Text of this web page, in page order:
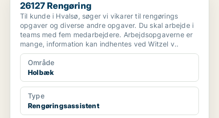
26127 Rengøring
Til kunde i Hvalsø, søger vi vikarer til rengørings
opgaver og diverse andre opgaver. Du skal arbejde i
teams med fem medarbejdere. Arbejdsopgaverne er
mange, information kan indhentes ved Witzel v..
Område
Holbæk
Type
Rengøringsassistent